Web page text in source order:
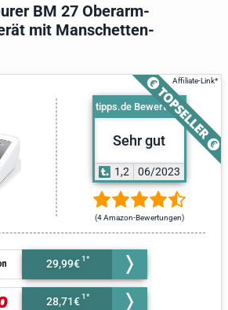
BM 27 Oberarm-
mit Manschetten-
29,99€
28,71€
tipps.de Bewertung
Sehr gut
1,2 06/2023
(4 Amazon-Bewertungen)